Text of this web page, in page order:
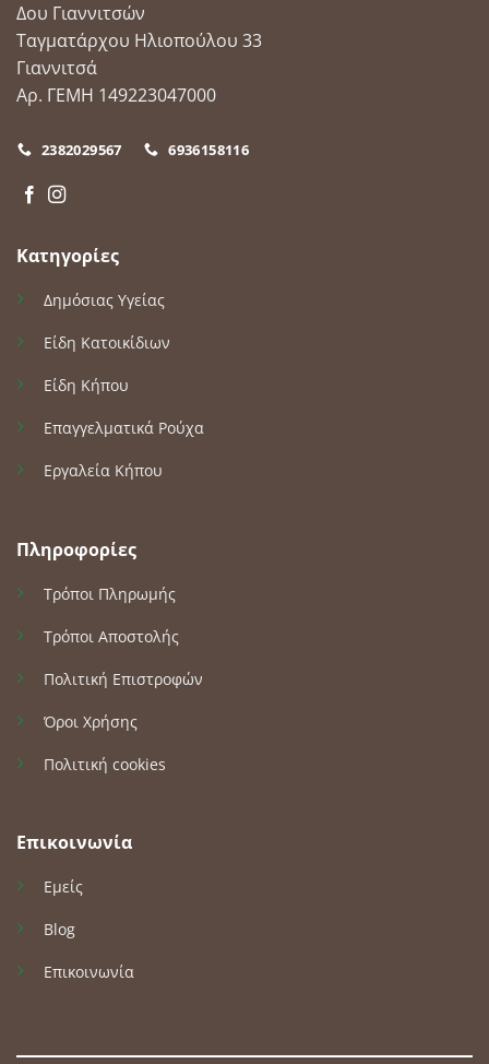
Δου Γιαννιτσών
Ταγματάρχου Ηλιοπούλου 33
Γιαννιτσά
Αρ. ΓΕΜΗ 149223047000
2382029567 6936158116
Κατηγορίες
Δημόσιας Υγείας
Είδη Κατοικίδιων
Είδη Κήπου
Επαγγελματικά Ρούχα
Εργαλεία Κήπου
Πληροφορίες
Τρόποι Πληρωμής
Τρόποι Αποστολής
Πολιτική Επιστροφών
Όροι Χρήσης
Πολιτική cookies
Επικοινωνία
Εμείς
Blog
Επικοινωνία